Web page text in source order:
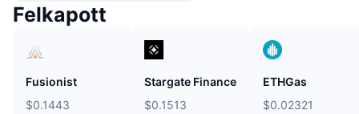
Felkapott
Fusionist
$0.1443
Stargate Finance
$0.1513
ETHGas
$0.02321